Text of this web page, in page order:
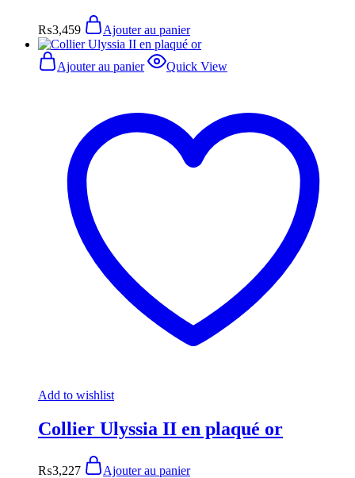
₨3,459 Ajouter au panier
Ajouter au panier Quick View
Add to wishlist
Collier Ulyssia II en plaqué or
₨3,227 Ajouter au panier